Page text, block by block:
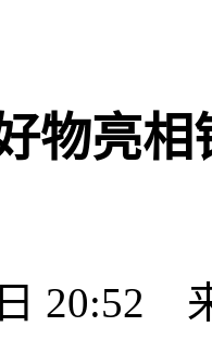
物亮
20:52